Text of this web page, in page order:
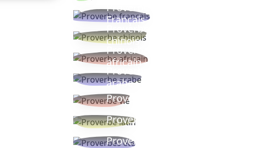
Proverbe
Français
Proverbe
chinois
Proverbe
africain
Proverbe
arabe
Proverbe vie
Proverbe latin
Proverbes ete